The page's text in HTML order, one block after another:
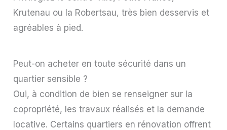
Krutenau ou la Robertsau, très bien desservis et
agréables à pied.
Peut-on acheter en toute sécurité dans un
quartier sensible ?
Oui, à condition de bien se renseigner sur la
copropriété, les travaux réalisés et la demande
locative. Certains quartiers en rénovation offrent